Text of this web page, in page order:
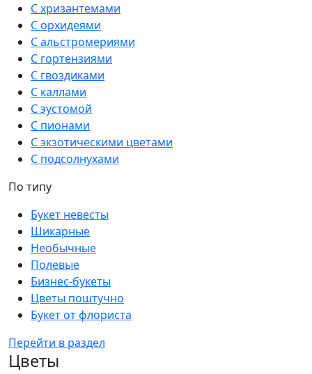
С хризантемами
С орхидеями
С альстромериями
С гортензиями
С гвоздиками
С каллами
С эустомой
С пионами
С экзотическими цветами
С подсолнухами
По типу
Букет невесты
Шикарные
Необычные
Полевые
Бизнес-букеты
Цветы поштучно
Букет от флориста
Перейти в раздел
Цветы